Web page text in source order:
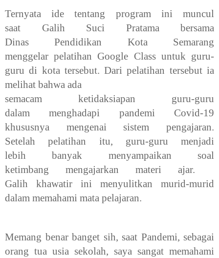
Ternyata ide tentang program ini muncul
saat Galih Suci Pratama bersama
DinasPendidikan Kota Semarang
menggelarpelatihan Google Class untuk guru-
guru di kota tersebut. Dari pelatihan tersebut ia
melihat bahwa ada
semacam ketidaksiapan guru-guru
dalammenghadapi pandemi Covid-19
khususnya mengenai sistem pengajaran.
Setelahpelatihan itu, guru-guru menjadi
lebihbanyak menyampaikan soal
ketimbang mengajarkan materi ajar.
Galih khawatir ini menyulitkan murid-murid
dalam memahami mata pelajaran.
Memang benar banget sih, saat Pandemi, sebagai
orang tua usia sekolah, saya sangat memahami